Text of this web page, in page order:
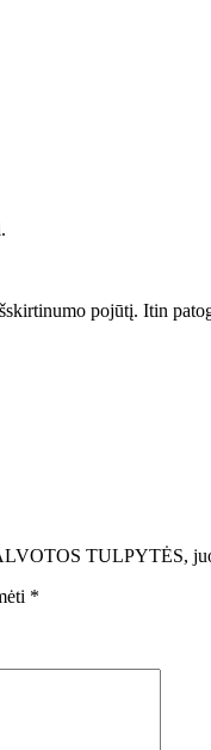
pojūtį. Itin
TULPYTĖS,
*